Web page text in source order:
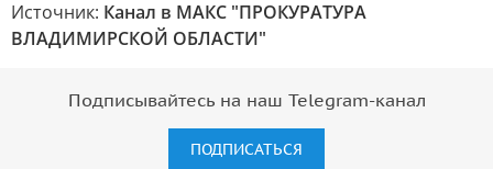
Источник: Канал в МАКС "ПРОКУРАТУРА
ВЛАДИМИРСКОЙ ОБЛАСТИ"
Подписывайтесь на наш Telegram-канал
ПОДПИСАТЬСЯ